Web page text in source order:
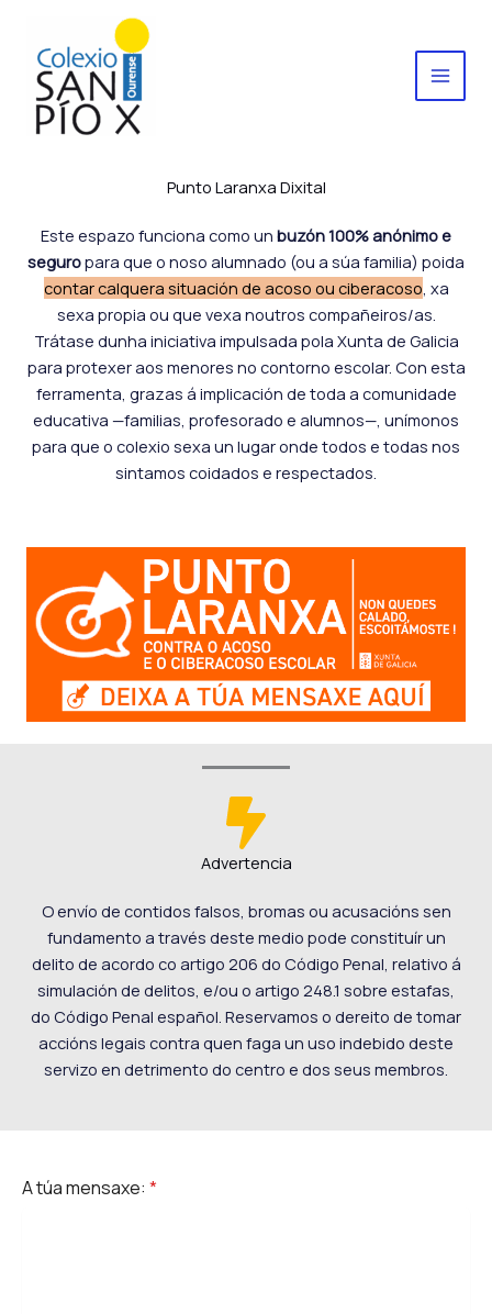
contenido
Punto Laranxa Dixital
Este espazo funciona como un buzón 100% anónimo e
seguropara que o noso alumnado (ou a súa familia) poida
contar calquera situación de acoso ou ciberacoso, xa
sexa propia ou que vexa noutros compañeiros/as.
Trátase dunha iniciativa impulsada pola Xunta de Galicia
para protexer aos menores no contorno escolar. Con esta
ferramenta, grazas á implicación de toda a comunidade
educativa —familias, profesorado e alumnos—, unímonos
para que o colexio sexa un lugar onde todos e todas nos
sintamos coidados e respectados.
Advertencia
O envío de contidos falsos, bromas ou acusacións sen
fundamento a través deste medio pode constituír un
delito de acordo co artigo 206 do Código Penal, relativo á
simulación de delitos, e/ou o artigo 248.1 sobre estafas,
do Código Penal español. Reservamos o dereito de tomar
accións legais contra quen faga un uso indebido deste
servizo en detrimento do centro e dos seus membros.
A túa mensaxe: *